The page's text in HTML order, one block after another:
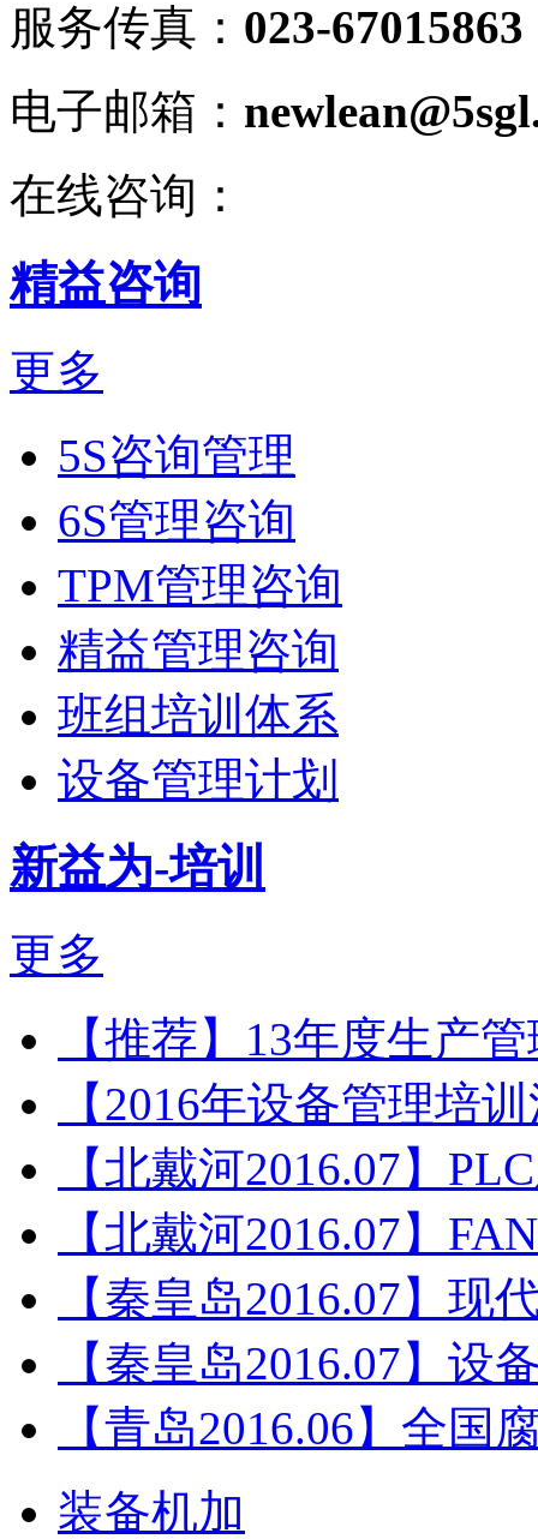
服务传真： 023-67015863
电子邮箱：
在线咨询：
精益咨询
更多
5S咨询管理
6S管理咨询
TPM管理咨询
精益管理咨询
班组培训体系
设备管理计划
新益为-培训
更多
【推荐】13年度生产
【2016年设备管理培
【北戴河2016.07】
【北戴河2016.07】
【秦皇岛2016.07】现
【秦皇岛2016.07】设
【青岛2016.06】全国
装备机加